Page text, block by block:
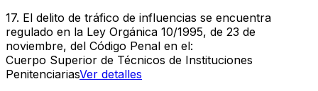
17. El delito de tráfico de influencias se encuentra
regulado en la Ley Orgánica 10/1995, de 23 de
noviembre, del Código Penal en el:
Cuerpo Superior de Técnicos de Instituciones
PenitenciariasVer detalles